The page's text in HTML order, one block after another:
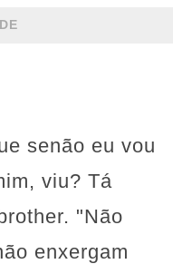
senão eu vou
viu? Tá
"Não
enxergam